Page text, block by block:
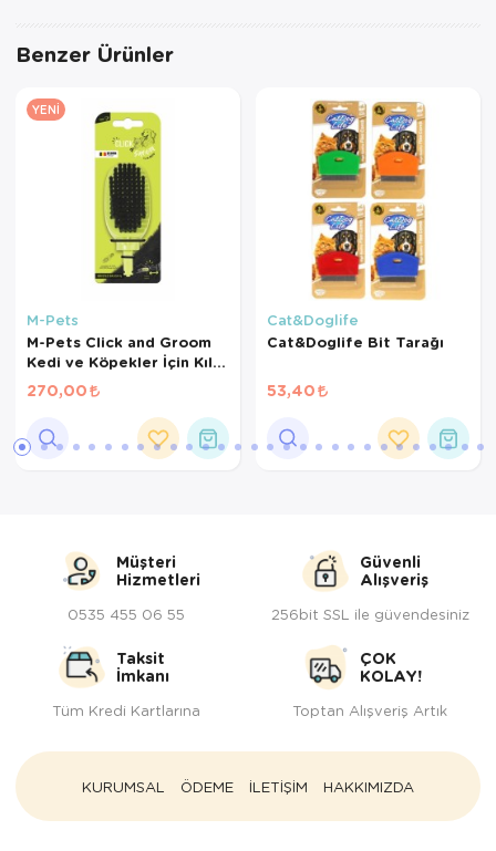
Benzer Ürünler
YENI
M-Pets
M-Pets Click and Groom
Kedi ve Köpekler İçin Kıl
Fırça Yedek Başlık
8x6,5x5cm
270,00
Cat&Doglife
Cat&Doglife Bit Tarağı
53,40
Müşteri
Hizmetleri
0535 455 06 55
Güvenli
Alışveriş
256bit SSL ile güvendesiniz
Taksit
İmkanı
Tüm Kredi Kartlarına
ÇOK
KOLAY!
Toptan Alışveriş Artık
KURUMSAL ÖDEME İLETİŞİM HAKKIMIZDA